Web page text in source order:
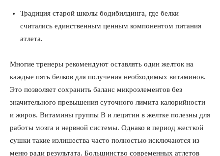
Традиция старой школы бодибилдинга, где белки
считались единственным ценным компонентом питания
атлета.
Многие тренеры рекомендуют оставлять один желток на
каждые пять белков для получения необходимых витаминов.
Это позволяет сохранить баланс микроэлементов без
значительного превышения суточного лимита калорийности
и жиров. Витамины группы В и лецитин в желтке полезны для
работы мозга и нервной системы. Однако в период жесткой
сушки такие излишества часто полностью исключаются из
меню ради результата. Большинство современных атлетов